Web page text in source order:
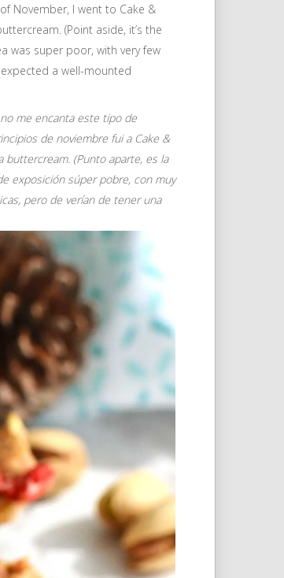
November, I went to Cake &
(Point aside, it’s the
was super poor, with very few
a well-mounted
me encanta este tipo de
de noviembre fui a Cake &
buttercream. (Punto aparte, es la
exposición súper pobre, con muy
pero de verían de tener una